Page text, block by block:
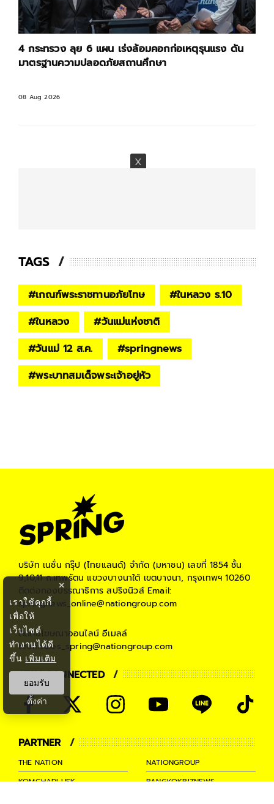
4 กระทรวง ลุย 6 แผน เร่งล้อมคอกก่อเหตุรุนแรง ดัน
มาตรฐานความปลอดภัยสถานศึกษา
08 Aug 2026
TAGS
#เกณฑ์พระราชทานอภัยโทษ #ในหลวง ร.10
#ในหลวง #วันแม่แห่งชาติ
#วันแม่ 12 ส.ค. #springnews
#พระบาทสมเด็จพระเจ้าอยู่หัว
บริษัท เนชั่น กรุ๊ป (ไทยแลนด์) จำกัด (มหาชน) เลขที่ 1854 ชั้น
9,10,11 ถ.เทพรัตน แขวงบางนาใต้ เขตบางนา, กรุงเทพฯ 10260
ติดต่อกองบรรณาธิการ สปริงนิวส์Email:
springnews_online@nationgroup.com
ติดต่อโฆษณาออนไลน์ อีเมลล์
teamsales_spring@nationgroup.com
STAY CONNECTED
PARTNER
THE NATION
NATIONGROUP
KOMCHADLUEK
BANGKOKBIZNEWS
×
เราใช้คุกกี้
เพื่อให้
เว็บไซต์
ทำงานได้ดี
ขึ้น เพิ่มเติม
ยอมรับ
ตั้งค่า